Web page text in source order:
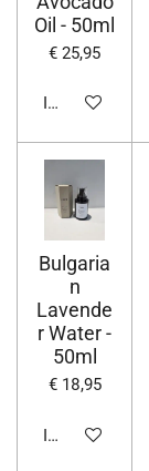
Oil - 50ml
€ 25,95
In winkelwagen
Bulgaria
n
Lavende
r Water -
50ml
€ 18,95
In winkelwagen